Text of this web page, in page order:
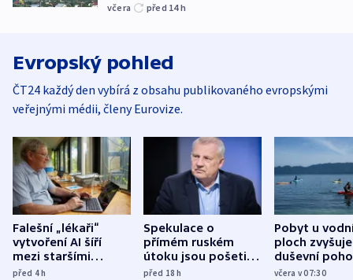
včera před 14h
Evropský pohled
ČT24 každý den vybírá z obsahu publikovaného evropskými
veřejnými médii, členy Eurovize.
Falešní „lékaři“
vytvoření AI šíří
mezi staršími
Poláky nebezpečné
před 4h
Spekulace o
přímém ruském
útoku jsou pošetilé,
míní estonský
před 18h
Pobyt u
ploch zvyšuje
duševní
ukázala
včera v 07:30